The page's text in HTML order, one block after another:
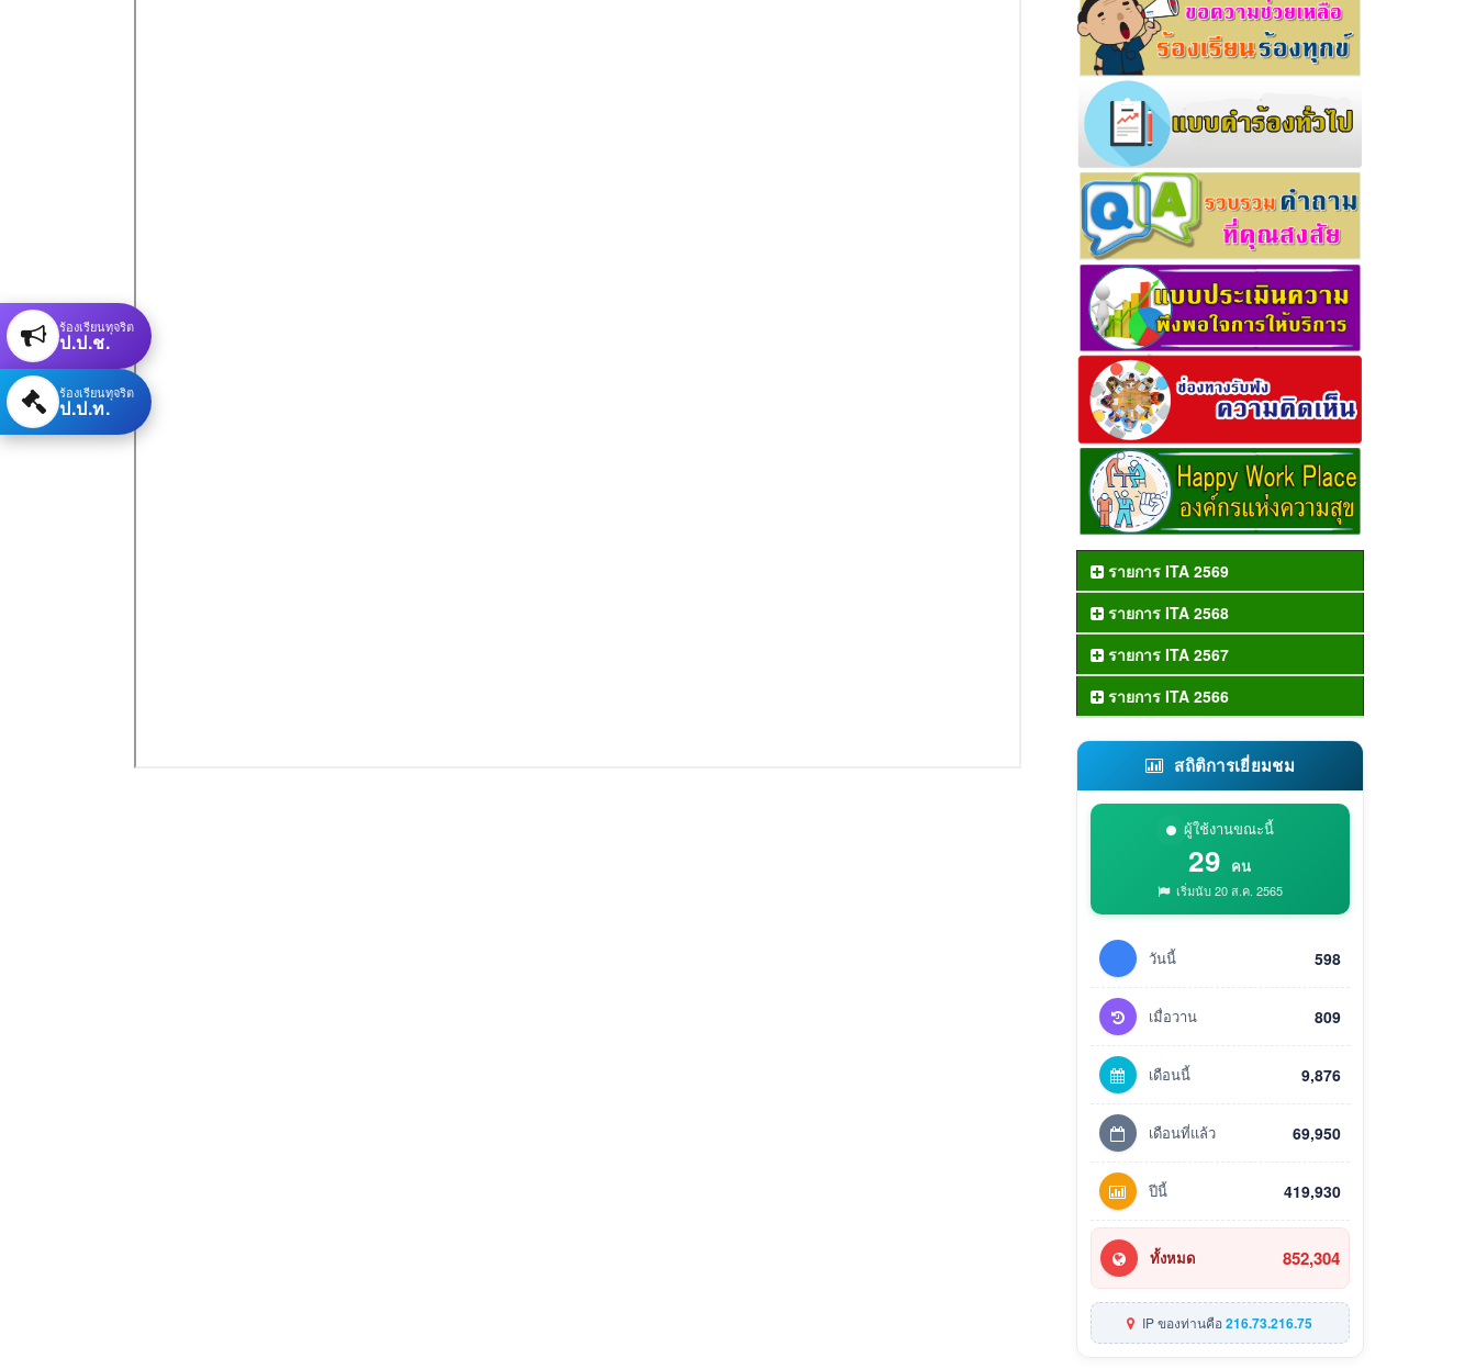
รายการ ITA 2569
รายการ ITA 2568
รายการ ITA 2567
รายการ ITA 2566
สถิติการเยี่ยมชม
ผู้ใช้งานขณะนี้
29 คน
เริ่มนับ 20 ส.ค. 2565
วันนี้ 598
เมื่อวาน 809
เดือนนี้ 9,876
เดือนที่แล้ว 69,950
ปีนี้ 419,930
ทั้งหมด 852,304
IP ของท่านคือ216.73.216.75
ร้องเรียนทุจริต
ป.ป.ช.
ร้องเรียนทุจริต
ป.ป.ท.